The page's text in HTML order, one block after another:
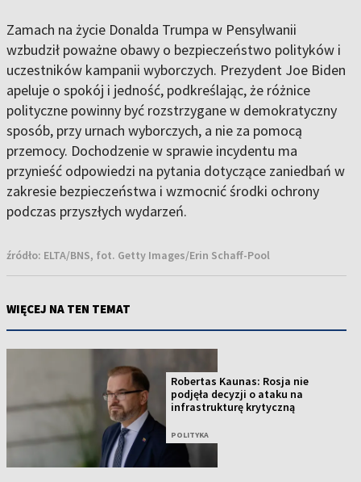
Zamach na życie Donalda Trumpa w Pensylwanii
wzbudził poważne obawy o bezpieczeństwo polityków i
uczestników kampanii wyborczych. Prezydent Joe Biden
apeluje o spokój i jedność, podkreślając, że różnice
polityczne powinny być rozstrzygane w demokratyczny
sposób, przy urnach wyborczych, a nie za pomocą
przemocy. Dochodzenie w sprawie incydentu ma
przynieść odpowiedzi na pytania dotyczące zaniedbań w
zakresie bezpieczeństwa i wzmocnić środki ochrony
podczas przyszłych wydarzeń.
źródło: ELTA/BNS, fot. Getty Images/Erin Schaff-Pool
WIĘCEJ NA TEN TEMAT
Robertas Kaunas: Rosja nie
podjęła decyzji o ataku na
infrastrukturę krytyczną
POLITYKA